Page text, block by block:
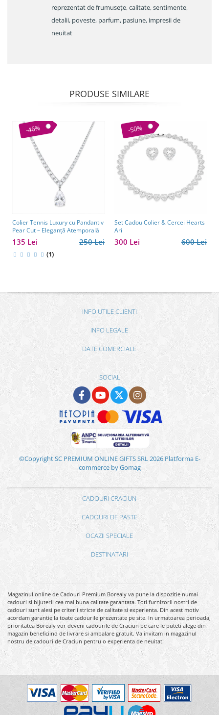
reprezentat de frumusețe, calitate, sentimente,
detalii, poveste, parfum, pasiune, impresii de
neuitat
PRODUSE SIMILARE
-46%
Colier Tennis Luxury cu Pandantiv
Pear Cut – Eleganță Atemporală
250 Lei
135 Lei
(1)
-50%
Set Cadou Colier & Cercei Hearts
Ari
600 Lei
300 Lei
INFO UTILE CLIENTI
INFO LEGALE
DATE COMERCIALE
SOCIAL
©Copyright SC PREMIUM ONLINE GIFTS SRL 2026 Platforma E-
commerce by Gomag
CADOURI CRACIUN
CADOURI DE PASTE
OCAZII SPECIALE
DESTINATARI
Magazinul online de Cadouri Premium Borealy va pune la dispozitie numai
cadouri si bijuterii cea mai buna calitate garantata. Toti furnizorii nostri de
cadouri sunt alesi pe criterii stricte de calitate si experienta. Din acest motiv
acordam garantie la toate cadourile prezentate pe site. In urmatoarea perioada,
prioritatea Borealy vor deveni cadourile de Craciun pe care le puteti alege din
magazin beneficiind de livrare si ambalare gratuit. Va invitam in magazinul
nostru de cadouri de Craciun pentru o experienta de neuitat!